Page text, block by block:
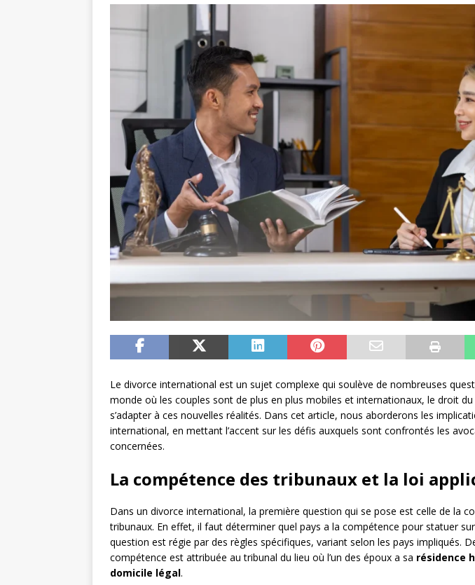
Le divorce international est un sujet complexe qui soulève de nombreuses
monde où les couples sont de plus en plus mobiles et internationaux, le droit
s’adapter à ces nouvelles réalités. Dans cet article, nous aborderons les
international, en mettant l’accent sur les défis auxquels sont confrontés les
concernées.
La compétence des tribunaux et la loi
Dans un divorce international, la première question qui se pose est celle de la
tribunaux. En effet, il faut déterminer quel pays a la compétence pour statuer
question est régie par des règles spécifiques, variant selon les pays impliqués.
compétence est attribuée au tribunal du lieu où l’un des époux a sa résidence
domicile légal.